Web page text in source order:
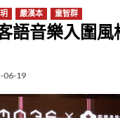
嚴漢本 童智群
語音樂入圍風
06-19